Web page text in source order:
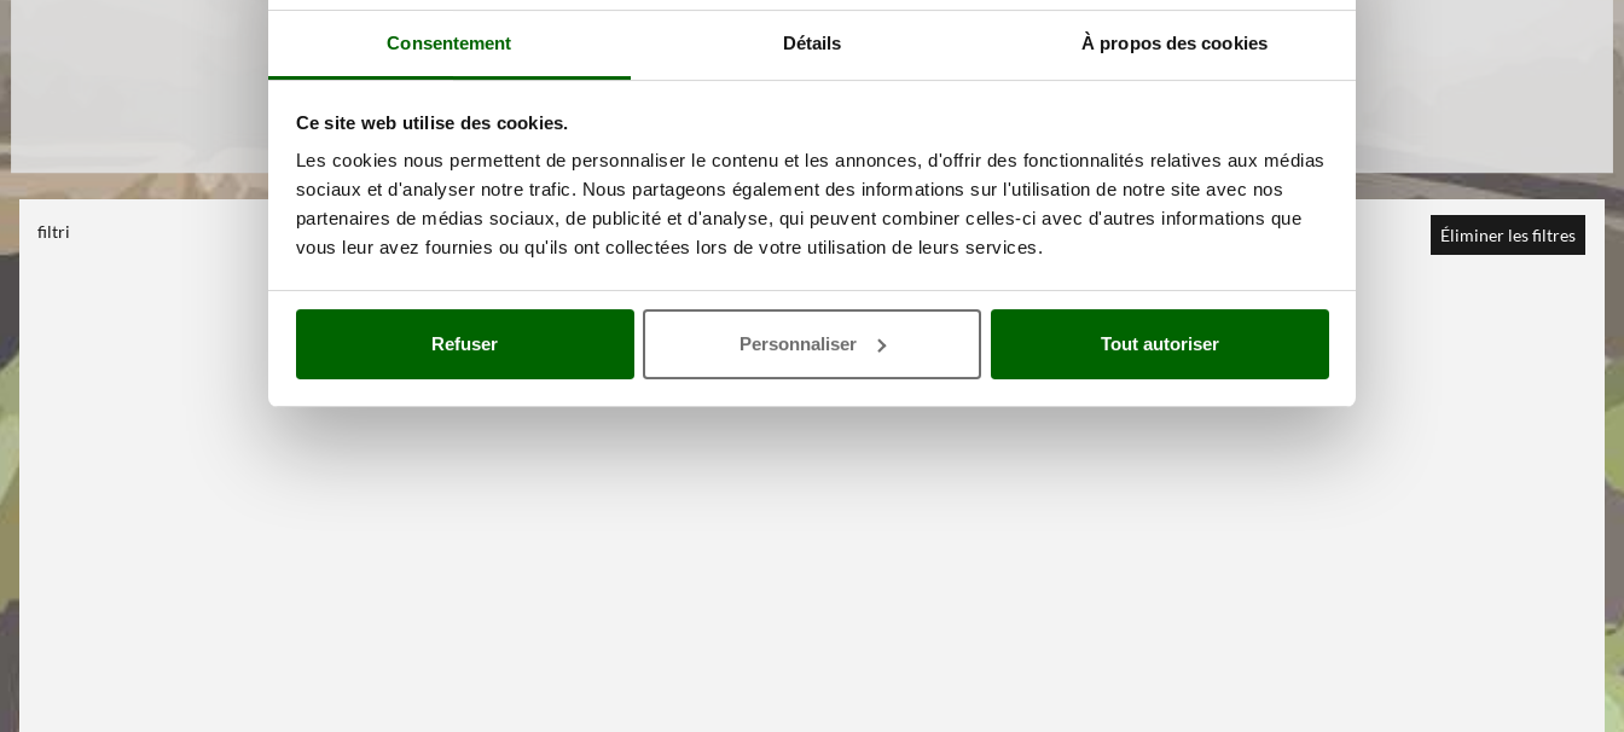
Consentement Détails À propos des cookies
Ce site web utilise des cookies.
Les cookies nous permettent de personnaliser le contenu et les annonces, d'offrir des fonctionnalités relatives aux médias
sociaux et d'analyser notre trafic. Nous partageons également des informations sur l'utilisation de notre site avec nos
partenaires de médias sociaux, de publicité et d'analyse, qui peuvent combiner celles-ci avec d'autres informations que
vous leur avez fournies ou qu'ils ont collectées lors de votre utilisation de leurs services.
Refuser Personnaliser Tout autoriser
filtri Aucun filtre sélectionné Éliminer les filtres